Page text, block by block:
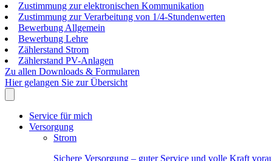
Zustimmung zur elektronischen Kommunikation
Zustimmung zur Verarbeitung von 1/4-Stundenwerten
Bewerbung Allgemein
Bewerbung Lehre
Zählerstand Strom
Zählerstand PV-Anlagen
Zu allen Downloads & Formularen
Hier gelangen Sie zur Übersicht
Service für mich
Versorgung
Strom
Sichere Versorgung – guter Service und volle Kraft